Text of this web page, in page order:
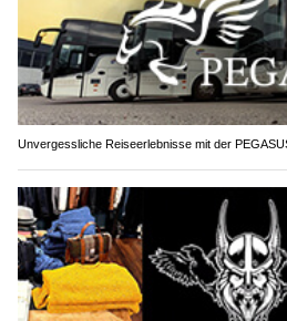
Unvergessliche Reiseerlebnisse mit der